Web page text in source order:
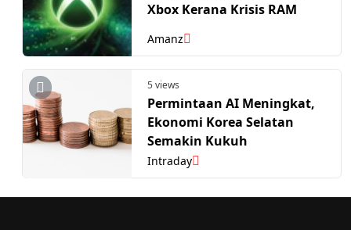
Xbox Kerana Krisis RAM
Amanz
5 views
Permintaan AI Meningkat,
Ekonomi Korea Selatan
Semakin Kukuh
Intraday